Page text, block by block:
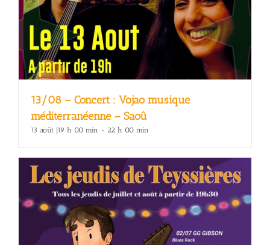
13/08 – Concert : Vojao musique
méditerranéenne – Saoû
13 août |19 h 00 min - 22 h 00 min